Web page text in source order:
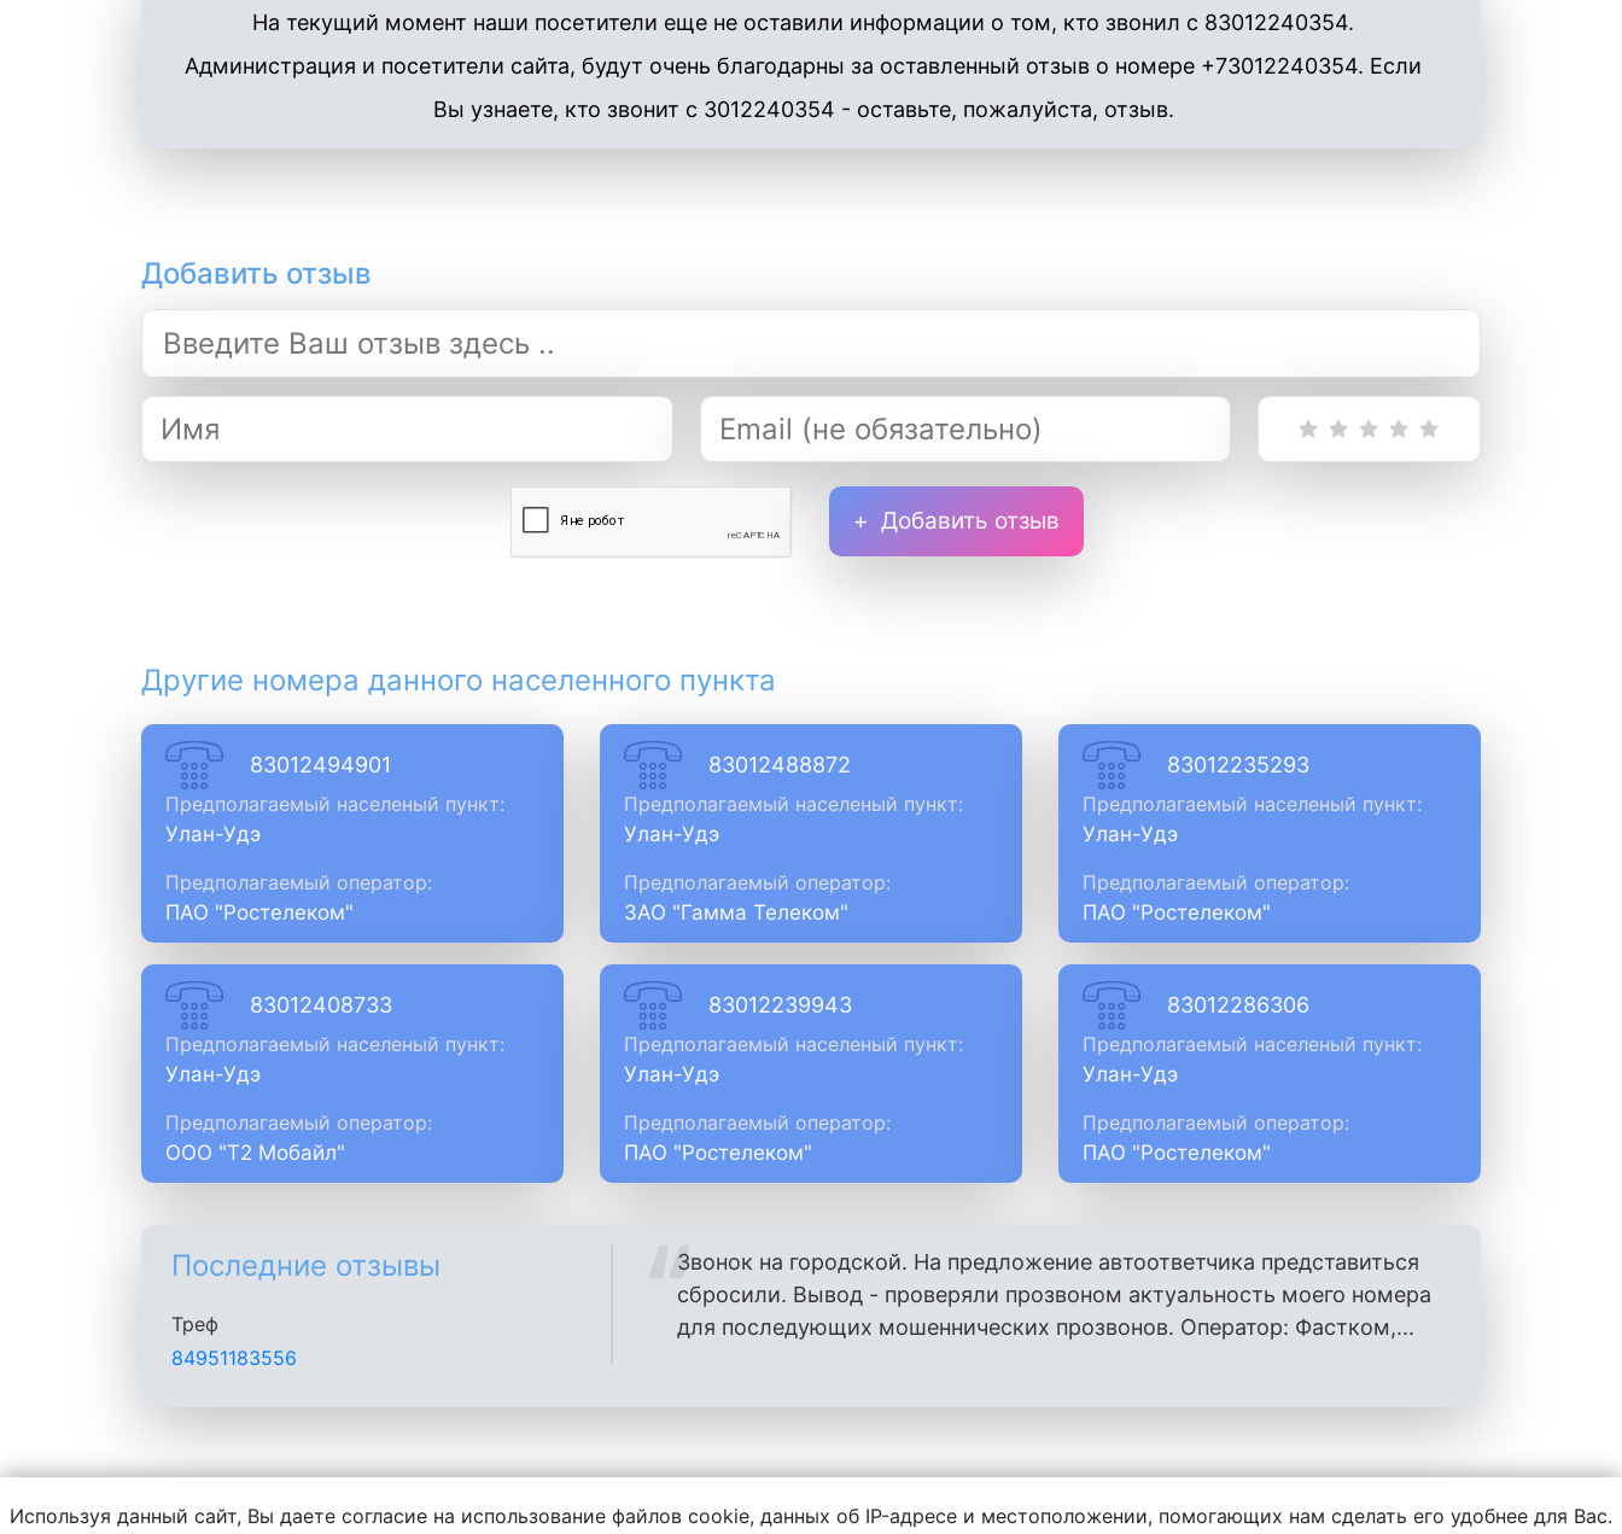
На текущий момент наши посетители еще не оставили информации о том, кто звонил с 83012240354.
Администрация и посетители сайта, будут очень благодарны за оставленный отзыв о номере +73012240354. Если
Вы узнаете, кто звонит с 3012240354 - оставьте, пожалуйста, отзыв.
Добавить отзыв
Добавить отзыв
Другие номера данного населенного пункта
83012494901
Предполагаемый населеный пункт:
Улан-Удэ
Предполагаемый оператор:
ПАО "Ростелеком"
83012488872
Предполагаемый населеный пункт:
Улан-Удэ
Предполагаемый оператор:
ЗАО "Гамма Телеком"
83012235293
Предполагаемый населеный пункт:
Улан-Удэ
Предполагаемый оператор:
ПАО "Ростелеком"
83012408733
Предполагаемый населеный пункт:
Улан-Удэ
Предполагаемый оператор:
ООО "Т2 Мобайл"
83012239943
Предполагаемый населеный пункт:
Улан-Удэ
Предполагаемый оператор:
ПАО "Ростелеком"
83012286306
Предполагаемый населеный пункт:
Улан-Удэ
Предполагаемый оператор:
ПАО "Ростелеком"
Последние отзывы
Треф
84951183556
Звонок на городской. На предложение автоответчика представиться
сбросили. Вывод - проверяли прозвоном актуальность моего номера
для последующих мошеннических прозвонов. Оператор: Фастком,...
Администрация сайта не несет ответственности за содержание комментариев, любой другой информации, написанной пользователями.
Используя данный сайт, Вы даете согласие на использование файлов cookie, данных об IP-адресе и местоположении, помогающих нам сделать его удобнее для Вас.